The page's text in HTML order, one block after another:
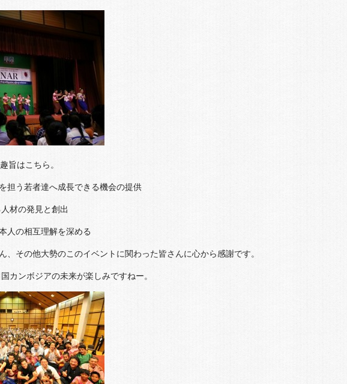
旨はこちら。
担う若者達へ成長できる機会の提供
材の発見と創出
人の相互理解を深める
、その他大勢のこのイベントに関わった皆さんに心から感謝です。
カンボジアの未来が楽しみですねー。